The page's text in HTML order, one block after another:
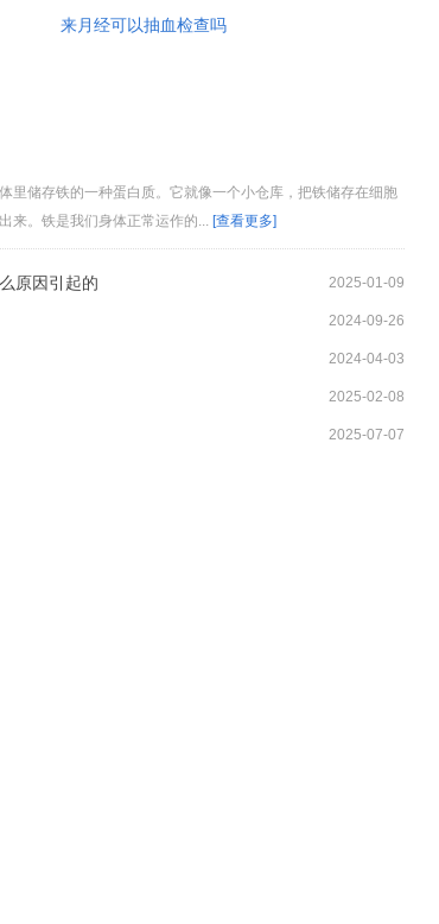
来月经可以抽血检查吗
里储存铁的一种蛋白质。它就像一个小仓库，把铁储存在细胞
来。铁是我们身体正常运作的... [查看更多]
原因引起的 2025-01-09
2024-09-26
2024-04-03
2025-02-08
2025-07-07